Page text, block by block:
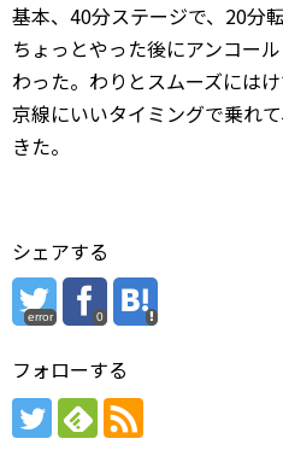
基本、40分ステージで、20分
ちょっとやった後にアンコー
わった。わりとスムーズには
京線にいいタイミングで乗れ
きた。
シェアする
error 0
フォローする